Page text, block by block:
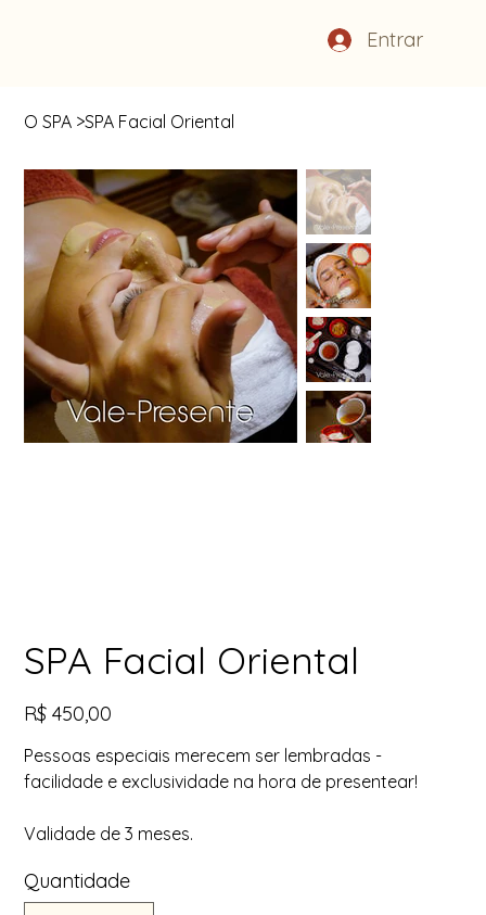
Entrar
O SPA >SPA Facial Oriental
SPA Facial Oriental
Preço
R$ 450,00
Pessoas especiais merecem ser lembradas -
facilidade e exclusividade na hora de presentear!
Validade de 3 meses.
Quantidade